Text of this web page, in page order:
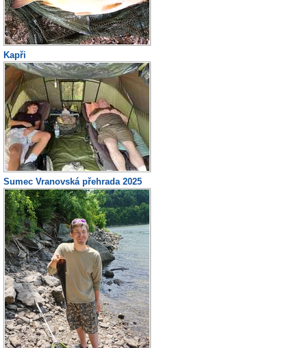
Kapři
Sumec Vranovská přehrada 2025